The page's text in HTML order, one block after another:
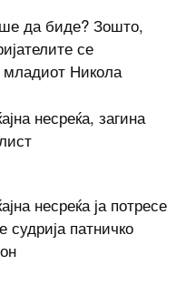
да биде? Зошто,
се
младиот Никола
несреќа, загина
несреќа ја потресе
судрија патничко